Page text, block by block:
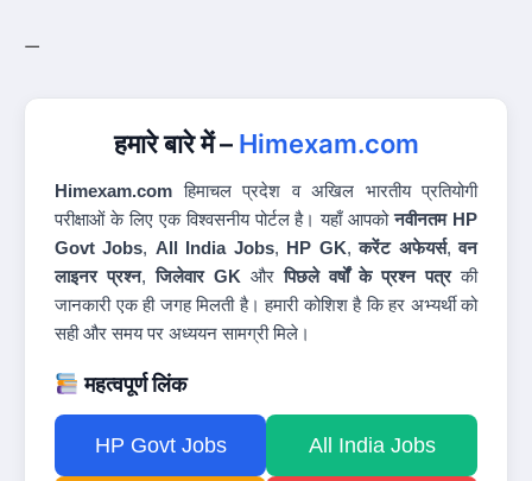
—
हमारे बारे में – Himexam.com
Himexam.com हिमाचल प्रदेश व अखिल भारतीय प्रतियोगी
परीक्षाओं के लिए एक विश्वसनीय पोर्टल है। यहाँ आपकोनवीनतम HP
Govt Jobs, All India Jobs, HP GK,करेंट अफेयर्स,वन
लाइनर प्रश्न,जिलेवार GK औरपिछले वर्षों के प्रश्न पत्रकी
जानकारी एक ही जगह मिलती है। हमारी कोशिश है कि हर अभ्यर्थी को
सही और समय पर अध्ययन सामग्री मिले।
महत्वपूर्ण लिंक
HP Govt Jobs All India Jobs